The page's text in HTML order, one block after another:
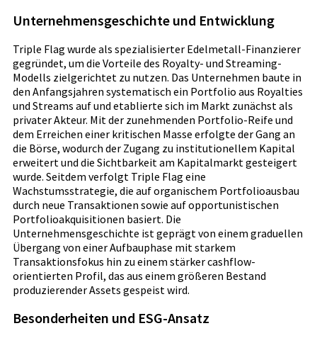
Unternehmensgeschichte und Entwicklung
Triple Flag wurde als spezialisierter Edelmetall-Finanzierer
gegründet, um die Vorteile des Royalty- und Streaming-
Modells zielgerichtet zu nutzen. Das Unternehmen baute in
den Anfangsjahren systematisch ein Portfolio aus Royalties
und Streams auf und etablierte sich im Markt zunächst als
privater Akteur. Mit der zunehmenden Portfolio-Reife und
dem Erreichen einer kritischen Masse erfolgte der Gang an
die Börse, wodurch der Zugang zu institutionellem Kapital
erweitert und die Sichtbarkeit am Kapitalmarkt gesteigert
wurde. Seitdem verfolgt Triple Flag eine
Wachstumsstrategie, die auf organischem Portfolioausbau
durch neue Transaktionen sowie auf opportunistischen
Portfolioakquisitionen basiert. Die
Unternehmensgeschichte ist geprägt von einem graduellen
Übergang von einer Aufbauphase mit starkem
Transaktionsfokus hin zu einem stärker cashflow-
orientierten Profil, das aus einem größeren Bestand
produzierender Assets gespeist wird.
Besonderheiten und ESG-Ansatz